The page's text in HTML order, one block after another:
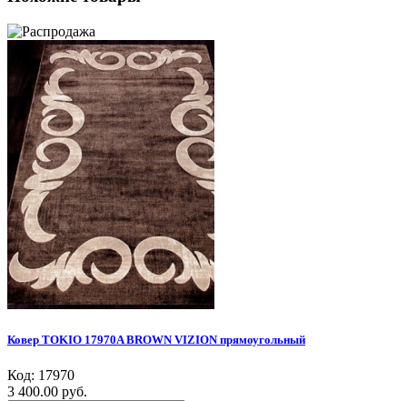
Ковер TOKIO 17970A BROWN VIZION прямоугольный
Код: 17970
3 400.00 руб.